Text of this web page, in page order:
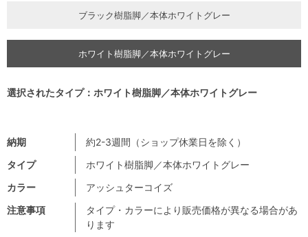
注意事項
タイプ・カラーにより販売価格が異なる場合があ
ります
納期
約2-3週間（ショップ休業日を除く）
タイプ
ホワイト樹脂脚／本体ホワイトグレー
カラー
アッシュターコイズ
ブラック樹脂脚／本体ホワイトグレー
ホワイト樹脂脚／本体ホワイトグレー
選択されたタイプ：ホワイト樹脂脚／本体ホワイトグレー